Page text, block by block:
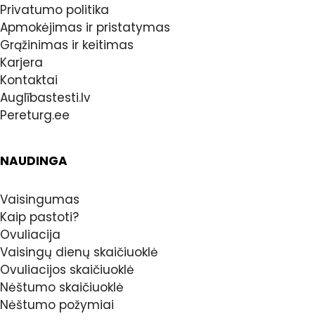
Privatumo politika
Apmokėjimas ir pristatymas
Grąžinimas ir keitimas
Karjera
Kontaktai
Auglībastesti.lv
Pereturg.ee
NAUDINGA
Vaisingumas
Kaip pastoti?
Ovuliacija
Vaisingų dienų skaičiuoklė
Ovuliacijos skaičiuoklė
Nėštumo skaičiuoklė
Nėštumo požymiai